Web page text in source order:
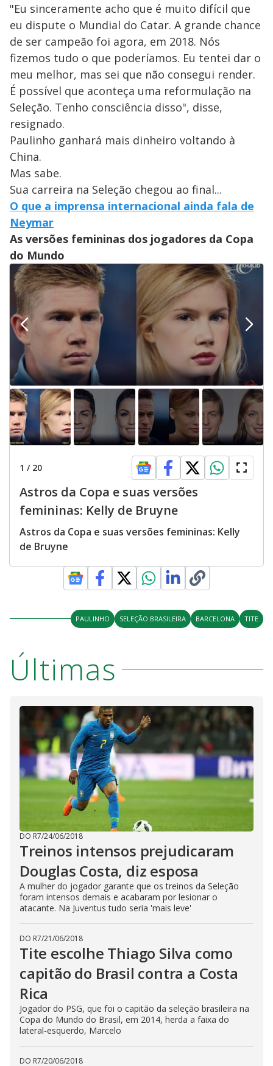
"Eu sinceramente acho que é muito difícil que
eu dispute o Mundial do Catar. A grande chance
de ser campeão foi agora, em 2018. Nós
fizemos tudo o que poderíamos. Eu tentei dar o
meu melhor, mas sei que não consegui render.
É possível que aconteça uma reformulação na
Seleção. Tenho consciência disso", disse,
resignado.
Paulinho ganhará mais dinheiro voltando à
China.
Mas sabe.
Sua carreira na Seleção chegou ao final...
O que a imprensa internacional ainda fala de
Neymar
As versões femininas dos jogadores da Copa
do Mundo
1 / 20
Astros da Copa e suas versões
femininas: Kelly de Bruyne
Astros da Copa e suas versões femininas: Kelly
de Bruyne
PAULINHO SELEÇÃO BRASILEIRA BARCELONA TITE
Últimas
DO R7/24/06/2018
Treinos intensos prejudicaram
Douglas Costa, diz esposa
A mulher do jogador garante que os treinos da Seleção
foram intensos demais e acabaram por lesionar o
atacante. Na Juventus tudo seria 'mais leve'
DO R7/21/06/2018
Tite escolhe Thiago Silva como
capitão do Brasil contra a Costa
Rica
Jogador do PSG, que foi o capitão da seleção brasileira na
Copa do Mundo do Brasil, em 2014, herda a faixa do
lateral-esquerdo, Marcelo
DO R7/20/06/2018